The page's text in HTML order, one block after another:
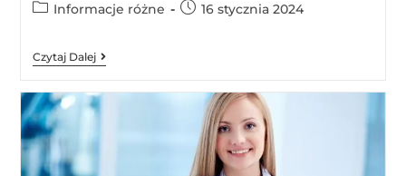
Informacje różne 16 stycznia 2024
Czytaj Dalej